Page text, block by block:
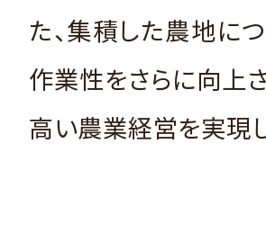
た、集積した農地に
作業性をさらに向上
高い農業経営を実現